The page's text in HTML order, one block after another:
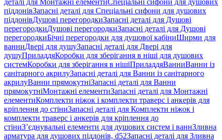
деталі для Монтажні елементиСпеціальні сифони для душових
піддонівЗапасні деталі для Спеціальні сифони для душових
піддонівДушові перегородкиЗапасні деталі для Душові
перегородкиДушові перегородкиЗапасні деталі для Душові
перегородкиБічні перегородки для душової кабіниШирми для
ванниДвері для душуЗапасні деталі для Двері для
душуПриладдяКоробки для зберігання в ніші для душових
системКоробки для зберігання в нішіПриладдяВанниВанни із
санітарного акрилуЗапасні деталі для Ванни із санітарного
акрилуВанни прямокутніЗапасні деталі для Ванни
прямокутніМонтажні елементиЗапасні деталі для Монтажні
елементиКомплекти ніжок і комплекти траверс і анкерів для
кріплення до стіниЗапасні деталі для Комплекти ніжок і
комплекти траверс і анкерів для кріплення до
стіниЗ’єднувальні елементи для душових систем і ваннЗливна
арматура для душових піддонів, d52Запасні деталі для Зливна